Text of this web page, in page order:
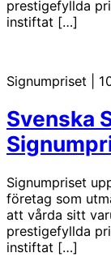
prestigefyllda
instiftat […]
Signumpriset
Svenska
Signumpriset
företag som
att vårda sitt
prestigefyllda
instiftat […]